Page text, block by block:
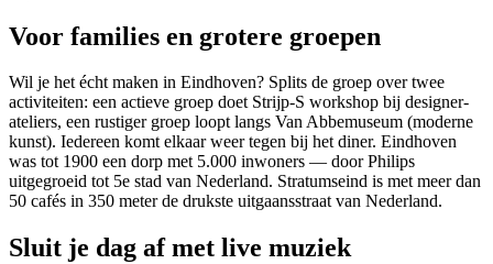
Voor families en grotere groepen
Wil je het écht maken in Eindhoven? Splits de groep over twee
activiteiten: een actieve groep doet Strijp-S workshop bij designer-
ateliers, een rustiger groep loopt langs Van Abbemuseum (moderne
kunst). Iedereen komt elkaar weer tegen bij het diner. Eindhoven
was tot 1900 een dorp met 5.000 inwoners — door Philips
uitgegroeid tot 5e stad van Nederland. Stratumseind is met meer dan
50 cafés in 350 meter de drukste uitgaansstraat van Nederland.
Sluit je dag af met live muziek